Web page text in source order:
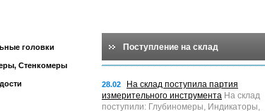
головки
Стенкомеры
Поступление на склад
28.02
На склад поступила партия
измерительного инструмента На склад
поступили: Глубиномеры, Индикаторы,